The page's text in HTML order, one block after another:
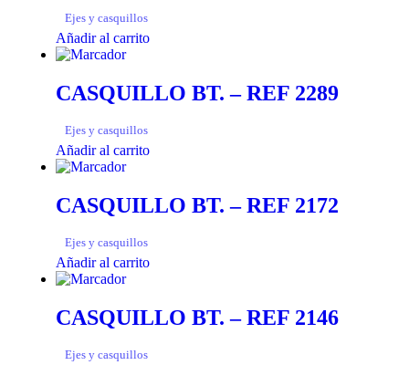
Ejes y casquillos
Añadir al carrito
CASQUILLO BT. – REF 2289
Ejes y casquillos
Añadir al carrito
CASQUILLO BT. – REF 2172
Ejes y casquillos
Añadir al carrito
CASQUILLO BT. – REF 2146
Ejes y casquillos